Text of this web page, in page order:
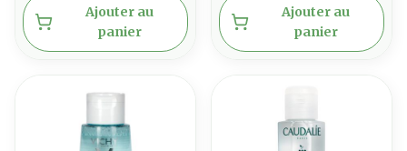
Ajouter au
panier
Ajouter au
panier